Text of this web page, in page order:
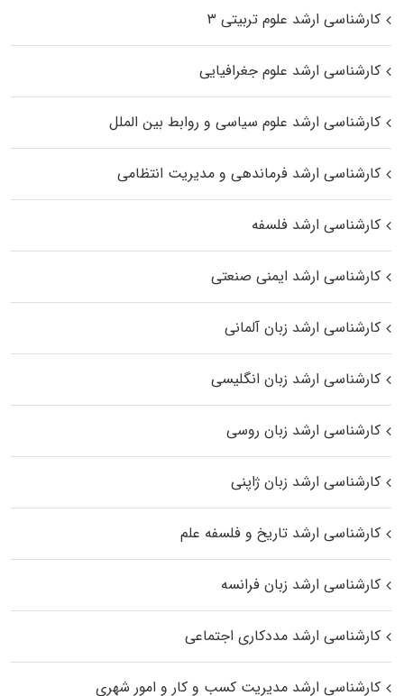
کارشناسی ارشد علوم تربیتی ۳
کارشناسی ارشد علوم جغرافیایی
کارشناسی ارشد علوم سیاسی و روابط بین الملل
کارشناسی ارشد فرماندهی و مدیریت انتظامی
کارشناسی ارشد فلسفه
کارشناسی ارشد ایمنی صنعتی
کارشناسی ارشد زبان آلمانی
کارشناسی ارشد زبان انگلیسی
کارشناسی ارشد زبان روسی
کارشناسی ارشد زبان ژاپنی
کارشناسی ارشد تاریخ و فلسفه علم
کارشناسی ارشد زبان فرانسه
کارشناسی ارشد مددکاری اجتماعی
کارشناسی ارشد مدیریت کسب و کار و امور شهری